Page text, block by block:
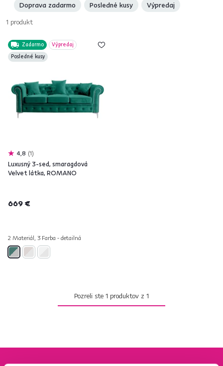
Doprava zadarmo
Posledné kusy Výpredaj
1 produkt
Zadarmo
Výpredaj
Posledné kusy
4,8 1
Luxusný 3-sed, smaragdová
Velvet látka, ROMANO
669 €
2 Materiál, 3 Farba - detailná
Pozreli ste 1 produktov z 1